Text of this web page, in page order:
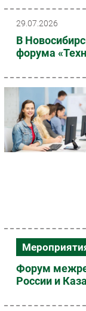
Web
Безопасность
Инновации
Гаджеты
Здоровье
РАЗДЕЛЫ
Проекты
IT класс
Каталог
29.07.2026
В
форума
Форум
России и